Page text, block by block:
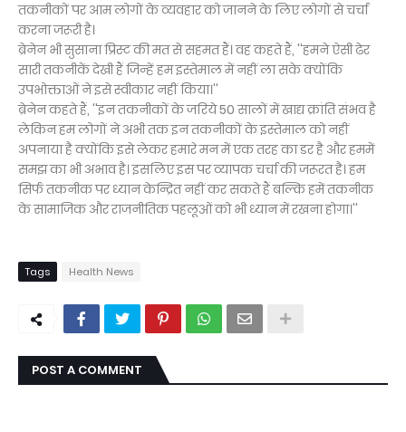
तकनीकों पर आम लोगों के व्यवहार को जानने के लिए लोगों से चर्चा
करना जरूरी है।
ब्रेनेन भी सुसाना प्रिस्ट की मत से सहमत हैं। वह कहते हैं, ''हमने ऐसी ढेर
सारी तकनीकें देखी हैं जिन्हें हम इस्तेमाल में नहीं ला सके क्योंकि
उपभोक्ताओं ने इसे स्वीकार नहीं किया।''
ब्रेनेन कहते हैं, ''इन तकनीकों के जरिये 50 सालों में खाद्य क्रांति संभव है
लेकिन हम लोगों ने अभी तक इन तकनीकों के इस्तेमाल को नहीं
अपनाया है क्योंकि इसे लेकर हमारे मन में एक तरह का डर है और हममें
समझ का भी अभाव है। इसलिए इस पर व्यापक चर्चा की जरूरत है। हम
सिर्फ तकनीक पर ध्यान केन्द्रित नहीं कर सकते हैं बल्कि हमें तकनीक
के सामाजिक और राजनीतिक पहलूओं को भी ध्यान में रखना होगा।''
Tags Health News
POST A COMMENT